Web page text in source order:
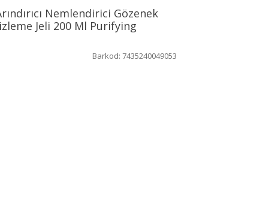
Nemlendirici Gözenek
Jeli 200 Ml Purifying
Barkod: 7435240049053